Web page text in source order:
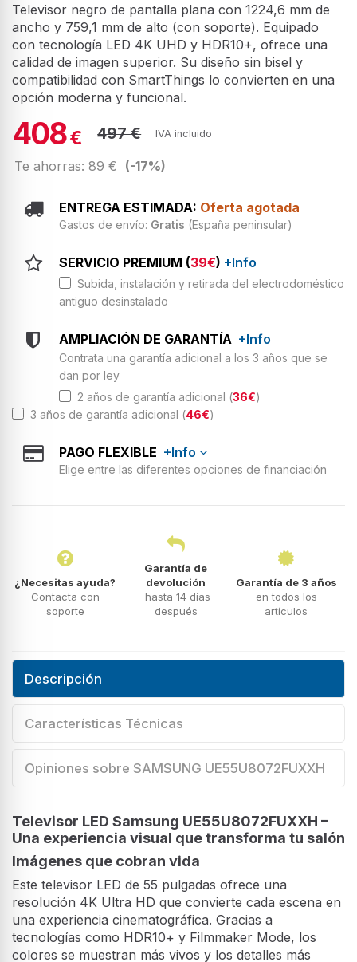
Televisor negro de pantalla plana con 1224,6 mm de
ancho y 759,1 mm de alto (con soporte). Equipado
con tecnología LED 4K UHD y HDR10+, ofrece una
calidad de imagen superior. Su diseño sin bisel y
compatibilidad con SmartThings lo convierten en una
opción moderna y funcional.
408€ 497 € IVA incluido
Te ahorras: 89 € (-17%)
ENTREGA ESTIMADA: Oferta agotada
Gastos de envío: Gratis (España peninsular)
SERVICIO PREMIUM (39€) +Info
Subida, instalación y retirada del electrodoméstico
antiguo desinstalado
AMPLIACIÓN DE GARANTÍA +Info
Contrata una garantía adicional a los 3 años que se
dan por ley
2 años de garantía adicional (36€)
3 años de garantía adicional (46€)
PAGO FLEXIBLE +Info
Elige entre las diferentes opciones de financiación
¿Necesitas ayuda?
Contacta con
soporte
Garantía de
devolución
hasta 14 días
después
Garantía de 3 años
en todos los
artículos
Descripción
Características Técnicas
Opiniones sobre SAMSUNG UE55U8072FUXXH
Televisor LED Samsung UE55U8072FUXXH –
Una experiencia visual que transforma tu salón
Imágenes que cobran vida
Este televisor LED de 55 pulgadas ofrece una
resolución 4K Ultra HD que convierte cada escena en
una experiencia cinematográfica. Gracias a
tecnologías como HDR10+ y Filmmaker Mode, los
colores se muestran más vivos y los detalles más